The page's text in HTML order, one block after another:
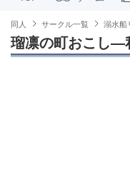
同人 サークル一覧 溺水船
瑠凛の町おこし―